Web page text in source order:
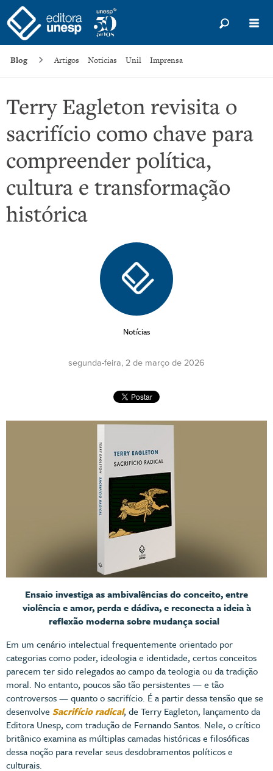
Blog Artigos Notícias Unil Imprensa
Terry Eagleton revisita o
sacrifício como chave para
compreender política,
cultura e transformação
histórica
Notícias
segunda-feira, 2 de março de 2026
Ensaio investiga as ambivalências do conceito, entre
violência e amor, perda e dádiva, e reconecta a ideia à
reflexão moderna sobre mudança social
Em um cenário intelectual frequentemente orientado por
categorias como poder, ideologia e identidade, certos conceitos
parecem ter sido relegados ao campo da teologia ou da tradição
moral. No entanto, poucos são tão persistentes — e tão
controversos — quanto o sacrifício. É a partir dessa tensão que se
desenvolve Sacrifício radical, de Terry Eagleton, lançamento da
Editora Unesp, com tradução de Fernando Santos. Nele, o crítico
britânico examina as múltiplas camadas históricas e filosóficas
dessa noção para revelar seus desdobramentos políticos e
culturais.